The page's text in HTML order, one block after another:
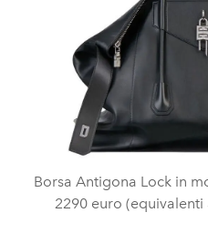
Borsa Antigona Lock in
2290 euro